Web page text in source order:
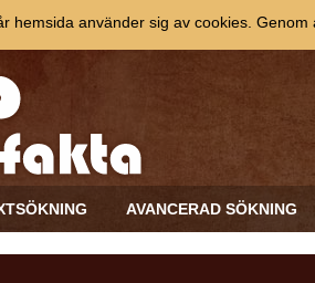
AVANCERAD SÖKNING
hemsida använder sig av cookies.